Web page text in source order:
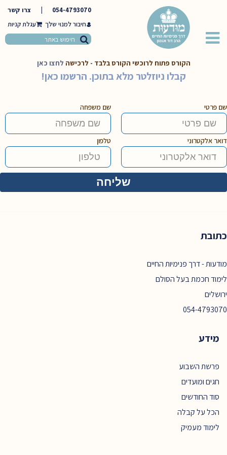
054-4793070
צרו קשר
חיבור למנוי שלך
הקורס פתוח לרוכשי הקורס בלבד - לרכישה לחצו כאן
קבלו ניוזלטר מלא בתוכן. הרשמו כאן!
שם פרטי שם משפחה
דואר אלקטרוני טלפון
כתובת
מודעות - דרך פנימיות החיים
לימוד חכמת בעל הסולם
ירושלים
054-4793070
מידע
פרשת השבוע
חגים ומועדים
סוד החודשים
הכל על קבלה
לימוד מעמיק